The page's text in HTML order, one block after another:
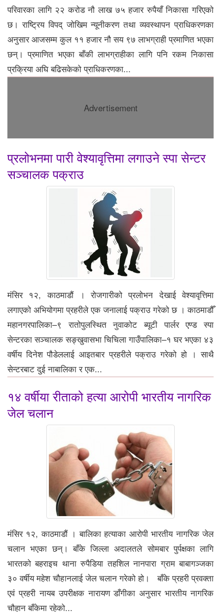
परिवारका लागि २२ करोड नौ लाख ७५ हजार रुपैयाँ निकासा गरिएको
छ। राष्ट्रिय विपद् जोखिम न्यूनीकरण तथा व्यवस्थापन प्राधिकरणका
अनुसार आजसम्म कुल ११ हजार नौ सय ९७ लाभग्राही प्रमाणित भएका
छन्। प्रमाणित भएका बाँकी लाभग्राहीका लागि पनि रकम निकासा
प्रक्रिया अघि बढिसकेको प्राधिकरणका...
Advertisement
प्रलोभनमा पारी वेश्यावृत्तिमा लगाउने स्पा सेन्टर
सञ्चालक पक्राउ
मंसिर १२, काठमाडौं । रोजगारीको प्रलोभन देखाई वेश्यावृत्तिमा
लगाएको अभियोगमा प्रहरीले एक जनालाई पक्राउ गरेको छ । काठमाडौँ
महानगरपालिका–९ रातोपुलस्थित नुवाकोट ब्यूटी पार्लर एण्ड स्पा
सेन्टरका सञ्चालक सङ्खुवासभा चिचिला गाउँपालिका–१ घर भएका ४३
वर्षीय दिनेश पौडेललाई आइतबार प्रहरीले पक्राउ गरेको हो । साथै
सेन्टरबाट दुई नाबालिका र एक...
१४ वर्षीया रीताको हत्या आरोपी भारतीय नागरिक
जेल चलान
मंसिर १२, काठमाडौं । बालिका हत्याका आरोपी भारतीय नागरिक जेल
चलान भएका छन्। बाँके जिल्ला अदालतले सोमबार पुर्पक्षका लागि
भारतको बहराइच थाना रुपैडिया तहशिल नानपारा ग्राम बाबागञ्जका
३० वर्षीय महेश चौहानलाई जेल चलान गरेको हो। बाँके प्रहरी प्रवक्ता
एवं प्रहरी नायब उपरीक्षक नारायण डाँगीका अनुसार भारतीय नागरिक
चौहान बाँकेमा रहेको...